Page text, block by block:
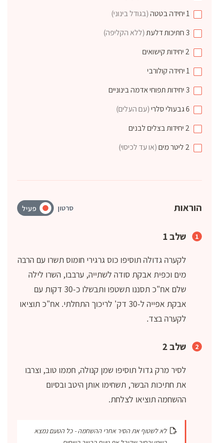
1יחידהבטטה(בגודל בינוני)
3 חתיכותדלעת(ללא הקליפה)
2 יחידותקישואים
1יחידהקולורבי
3 יחידותתפוחי אדמה בינוניים
6גבעוליסלרי(עם העלים)
2 יחידותבצלים לבנים
2 ליטרמים(או עד לכיסוי)
הוראות סרטון פעיל
שלב 1
לקערה גדולה תוסיפו כוס גרגירי חומוס תשרו עם הרבה
מים וכפית אבקת סודה לשתייה, ערבבו, השרו לילה
שלם אח"כ תסננו תשטפו ותבשלו כ-30 דקות עם
אבקת אפייה ל-30 דק' לריכוך התחלתי. אח"כ תוציאו
לקערה בצד.
שלב 2
לסיר מרק גדול תוסיפו שמן קנולה, חממו טוב, וצרבו
את חתיכות הבשר, תשחימו אותן היטב ובסיום
ההשחמה תוציאו לצלחת.
לא לשטוף את הסיר אחרי ההשחמה - כל הטעם נמצא